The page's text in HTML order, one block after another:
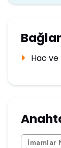
Hac
İmamlar